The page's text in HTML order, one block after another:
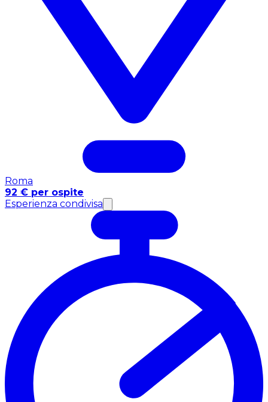
Roma
92 € per ospite
Esperienza condivisa